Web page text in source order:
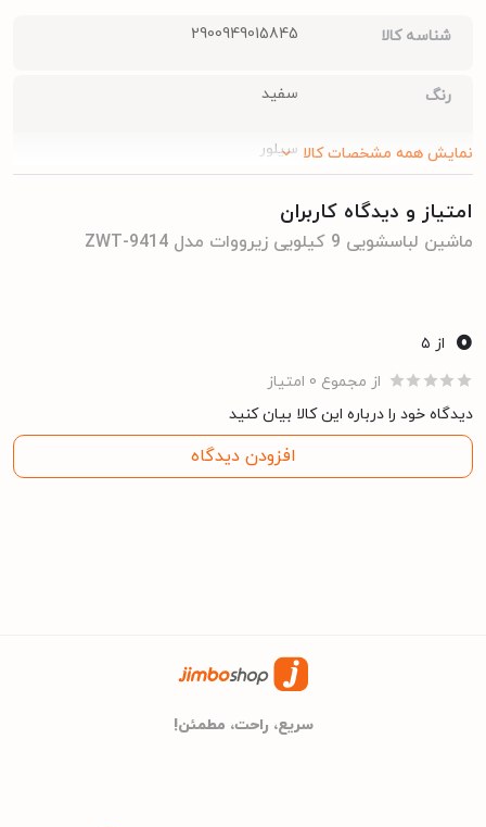
شناسه کالا 2900949015845
رنگ سفید
سیلور
سفید درب اسموکی
نمایش همه مشخصات کالا
امتیاز و دیدگاه کاربران
ماشین لباسشویی 9 کیلویی زیرووات مدل ZWT-9414
0
از ۵
از مجموع 0 امتیاز
دیدگاه خود را درباره این کالا بیان کنید
افزودن دیدگاه
سریع، راحت، مطمئن!